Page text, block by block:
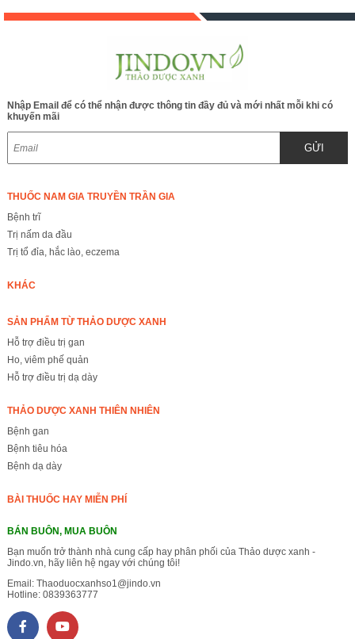
Khoang Miệng Cho
Nhập Email để có thể nhận được thông tin đầy đủ và mới nhất mỗi khi có
khuyến mãi
GỬI
THUỐC NAM GIA TRUYỀN TRẦN GIA
Bệnh trĩ
Trị nấm da đầu
Trị tổ đỉa, hắc lào, eczema
KHÁC
SẢN PHẨM TỪ THẢO DƯỢC XANH
Hỗ trợ điều trị gan
Ho, viêm phế quản
Hỗ trợ điều trị dạ dày
THẢO DƯỢC XANH THIÊN NHIÊN
Bệnh gan
Bệnh tiêu hóa
Bệnh dạ dày
BÀI THUỐC HAY MIỄN PHÍ
BÁN BUÔN, MUA BUÔN
Bạn muốn trở thành nhà cung cấp hay phân phối của Thảo dược xanh -
Jindo.vn, hãy liên hệ ngay với chúng tôi!
Email: Thaoduocxanhso1@jindo.vn
Hotline: 0839363777